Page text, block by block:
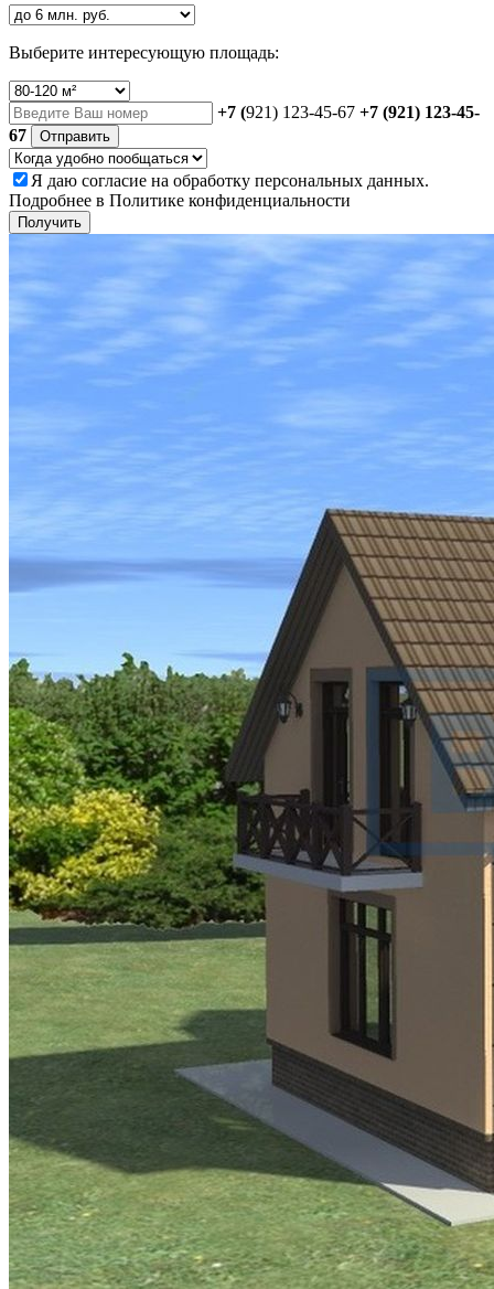
Выберите интересующую площадь:
+7 (921) 123-45-67 +7 (921) 123-45-
67
Отправить
Я даю согласие на обработку персональных данных.
Подробнее в Политике конфиденциальности
Получить